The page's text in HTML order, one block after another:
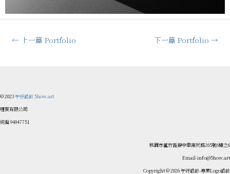
← 上一篇 Portfolio 下一篇 Portfolio→
© 2023午好設計 5how.art
哩賀有限公司
統編 94047751
桃園市蘆竹區錦中里南崁路265號6樓之6
Email-info@5how.art
Copyright © 2026 午好設計-專業Logo設計